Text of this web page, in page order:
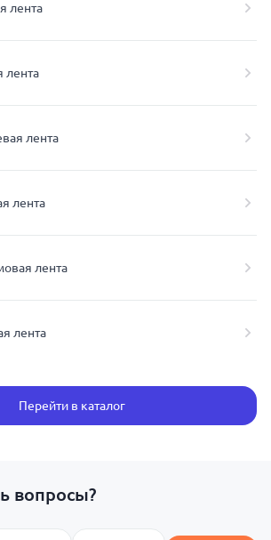
лента
лента
лента
лента
лента
лента
Перейти в каталог
вопросы?